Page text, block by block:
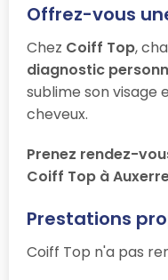
Offrez-vous
Chez Coiff Top,
diagnostic
sublime son visage
cheveux.
Prenez rendez-
Coiff Top à
Prestations
Coiff Top n'a pas